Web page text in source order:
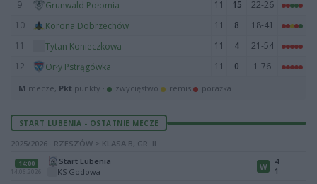
9
Grunwald Połomia 11 15
22-26
10
Korona Dobrzechów 11 8
18-41
11
Tytan Konieczkowa 11 4
21-54
12
Orły Pstrągówka 11 0 1-76
M mecze, Pkt punkty · zwycięstwo remis porażka
START LUBENIA - OSTATNIE MECZE
2025/2026 · RZESZÓW > KLASA B, GR. II
14:00
14.06.2026
Start Lubenia
KS Godowa
W
4
1